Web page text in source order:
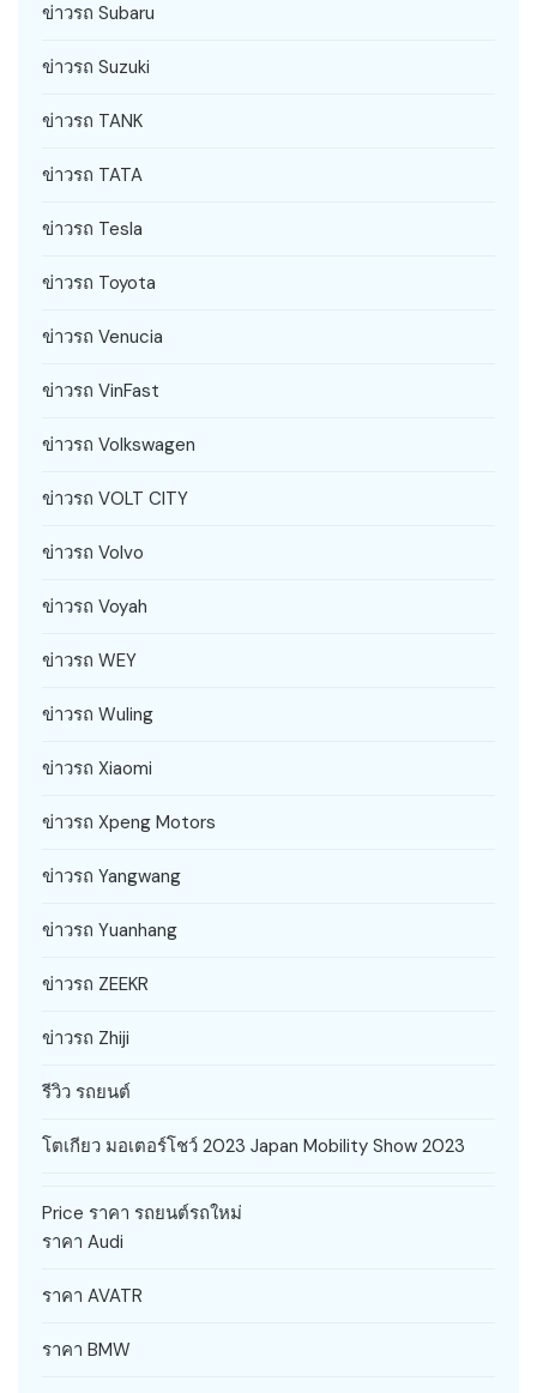
ข่าวรถ Subaru
ข่าวรถ Suzuki
ข่าวรถ TANK
ข่าวรถ TATA
ข่าวรถ Tesla
ข่าวรถ Toyota
ข่าวรถ Venucia
ข่าวรถ VinFast
ข่าวรถ Volkswagen
ข่าวรถ VOLT CITY
ข่าวรถ Volvo
ข่าวรถ Voyah
ข่าวรถ WEY
ข่าวรถ Wuling
ข่าวรถ Xiaomi
ข่าวรถ Xpeng Motors
ข่าวรถ Yangwang
ข่าวรถ Yuanhang
ข่าวรถ ZEEKR
ข่าวรถ Zhiji
รีวิว รถยนต์
โตเกียว มอเตอร์โชว์ 2023 Japan Mobility Show 2023
Price ราคา รถยนต์รถใหม่
ราคา Audi
ราคา AVATR
ราคา BMW